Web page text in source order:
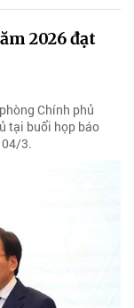
2026 đạt
Chính phủ
tại buổi họp báo
3.